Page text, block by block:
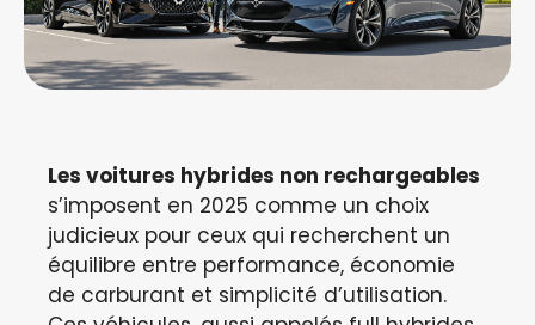
Les voitures hybrides non rechargeables
s’imposent en 2025 comme un choix
judicieux pour ceux qui recherchent un
équilibre entre performance, économie
de carburant et simplicité d’utilisation.